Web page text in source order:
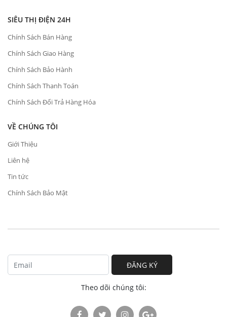
SIÊU THỊ ĐIỆN 24H
Chính Sách Bán Hàng
Chính Sách Giao Hàng
Chính Sách Bảo Hành
Chính Sách Thanh Toán
Chính Sách Đổi Trả Hàng Hóa
VỀ CHÚNG TÔI
Giới Thiệu
Liên hệ
Tin tức
Chính Sách Bảo Mật
ĐĂNG KÝ
Theo dõi chúng tôi: